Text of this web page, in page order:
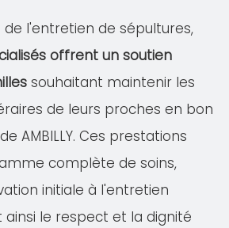
l'entretien de sépultures,
offrent un soutien
souhaitant maintenir les
de leurs proches en bon
AMBILLY. Ces prestations
complète de soins,
initiale à l'entretien
ainsi le respect et la dignité